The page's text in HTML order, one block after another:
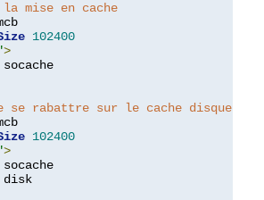
mise en cache
102400
>
se rabattre sur le cache disque
102400
>
socache